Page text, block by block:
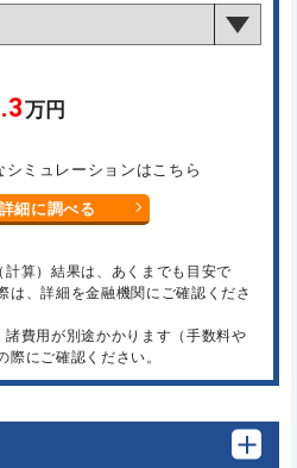
万円
ミュレーションはこちら
細に調べる
算）結果は、あくまでも目安で
は、詳細を金融機関にご確認くださ
費用が別途かかります（手数料や
際にご確認ください。